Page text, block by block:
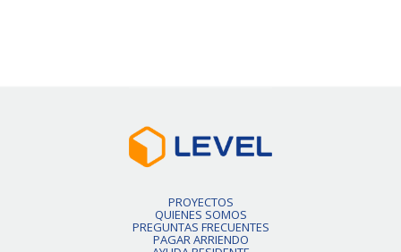
PROYECTOS
QUIENES SOMOS
PREGUNTAS FRECUENTES
PAGAR ARRIENDO